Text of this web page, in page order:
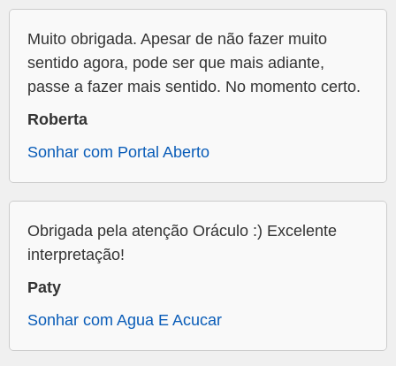
Muito obrigada. Apesar de não fazer muito
sentido agora, pode ser que mais adiante,
passe a fazer mais sentido. No momento certo.
Roberta
Sonhar com Portal Aberto
Obrigada pela atenção Oráculo :) Excelente
interpretação!
Paty
Sonhar com Agua E Acucar